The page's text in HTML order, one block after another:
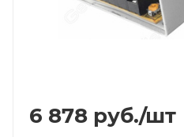
6 878 руб./шт